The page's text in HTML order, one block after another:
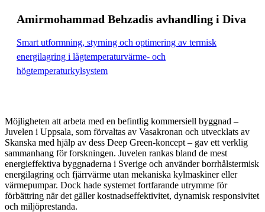
Amirmohammad Behzadis avhandling i Diva
Smart utformning, styrning och optimering av termisk
energilagring i lågtemperaturvärme- och
högtemperaturkylsystem
Möjligheten att arbeta med en befintlig kommersiell byggnad –
Juvelen i Uppsala, som förvaltas av Vasakronan och utvecklats av
Skanska med hjälp av dess Deep Green-koncept – gav ett verklig
sammanhang för forskningen. Juvelen rankas bland de mest
energieffektiva byggnaderna i Sverige och använder borrhålstermisk
energilagring och fjärrvärme utan mekaniska kylmaskiner eller
värmepumpar. Dock hade systemet fortfarande utrymme för
förbättring när det gäller kostnadseffektivitet, dynamisk responsivitet
och miljöprestanda.